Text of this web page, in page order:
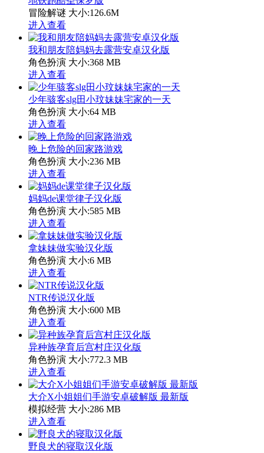
冒险解谜 大小:126.6M
进入查看
我和朋友陪妈妈去露营安卓汉化版
角色扮演 大小:368 MB
进入查看
少年骇客slg田小玟妹妹宅家的一天
角色扮演 大小:64 MB
进入查看
晚上危险的回家路游戏
角色扮演 大小:236 MB
进入查看
妈妈de课堂律子汉化版
角色扮演 大小:585 MB
进入查看
拿妹妹做实验汉化版
角色扮演 大小:6 MB
进入查看
NTR传说汉化版
角色扮演 大小:600 MB
进入查看
异种族孕育后宫村庄汉化版
角色扮演 大小:772.3 MB
进入查看
大介X小姐姐们手游安卓破解版 最新版
模拟经营 大小:286 MB
进入查看
野良犬的寝取汉化版